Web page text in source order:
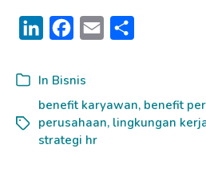
n
k
e
d
c
e
b
o
i
l
r
e
In Bisnis
benefit karyawan, benefit
perusahaan, lingkungan
strategi hr